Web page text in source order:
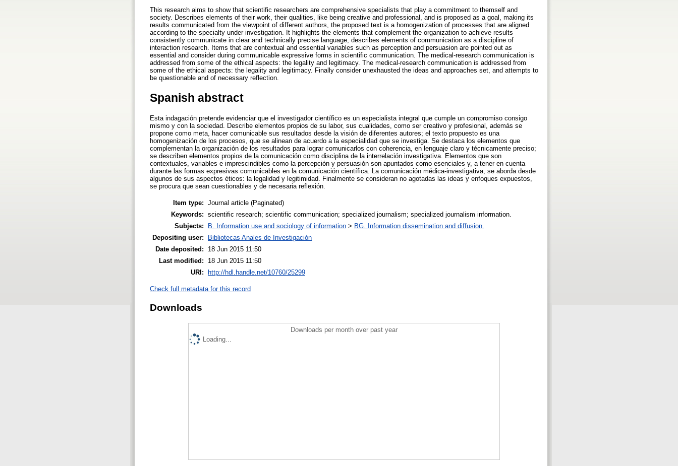
This research aims to show that scientific researchers are comprehensive specialists that play a commitment to themself and
society. Describes elements of their work, their qualities, like being creative and professional, and is proposed as a goal, making its
results communicated from the viewpoint of different authors, the proposed text is a homogenization of processes that are aligned
according to the specialty under investigation. It highlights the elements that complement the organization to achieve results
consistently communicate in clear and technically precise language, describes elements of communication as a discipline of
interaction research. Items that are contextual and essential variables such as perception and persuasion are pointed out as
essential and consider during communicable expressive forms in scientific communication. The medical-research communication is
addressed from some of the ethical aspects: the legality and legitimacy. The medical-research communication is addressed from
some of the ethical aspects: the legality and legitimacy. Finally consider unexhausted the ideas and approaches set, and attempts to
be questionable and of necessary reflection.
Spanish abstract
Esta indagación pretende evidenciar que el investigador científico es un especialista integral que cumple un compromiso consigo
mismo y con la sociedad. Describe elementos propios de su labor, sus cualidades, como ser creativo y profesional, además se
propone como meta, hacer comunicable sus resultados desde la visión de diferentes autores; el texto propuesto es una
homogenización de los procesos, que se alinean de acuerdo a la especialidad que se investiga. Se destaca los elementos que
complementan la organización de los resultados para lograr comunicarlos con coherencia, en lenguaje claro y técnicamente preciso;
se describen elementos propios de la comunicación como disciplina de la interrelación investigativa. Elementos que son
contextuales, variables e imprescindibles como la percepción y persuasión son apuntados como esenciales y, a tener en cuenta
durante las formas expresivas comunicables en la comunicación científica. La comunicación médica-investigativa, se aborda desde
algunos de sus aspectos éticos: la legalidad y legitimidad. Finalmente se consideran no agotadas las ideas y enfoques expuestos,
se procura que sean cuestionables y de necesaria reflexión.
Item type: Journal article (Paginated)
Keywords: scientific research; scientific communication; specialized journalism; specialized journalism information.
Subjects:
B. Information use and sociology of information > BG. Information dissemination and diffusion.
Depositing user:
Bibliotecas Anales de Investigación
Date deposited:
18 Jun 2015 11:50
Last modified:
18 Jun 2015 11:50
URI:
http://hdl.handle.net/10760/25299
Check full metadata for this record
Downloads
Downloads per month over past year
Loading...